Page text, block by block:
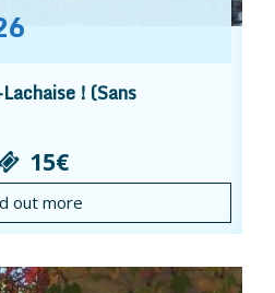
! (Sans
15€
out more